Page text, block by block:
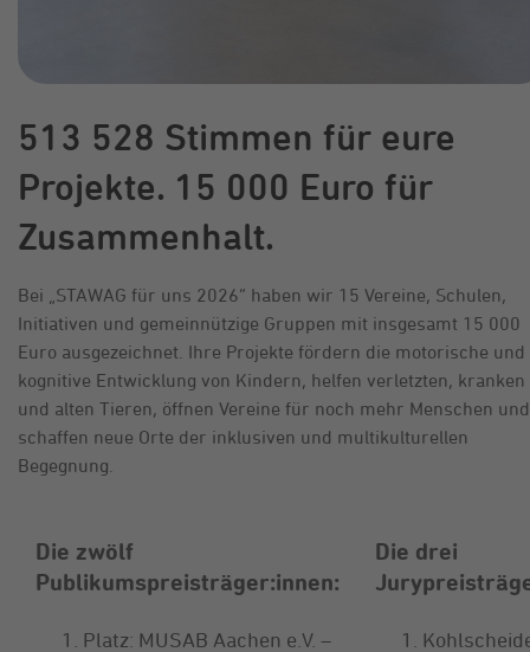
513 528 Stimmen für eure
Projekte. 15 000 Euro für
Zusammenhalt.
Bei „STAWAG für uns 2026“ haben wir 15 Vereine, Schulen,
Initiativen und gemeinnützige Gruppen mit insgesamt 15 000
Euro ausgezeichnet. Ihre Projekte fördern die motorische und
kognitive Entwicklung von Kindern, helfen verletzten, kranken
und alten Tieren, öffnen Vereine für noch mehr Menschen und
schaffen neue Orte der inklusiven und multikulturellen
Begegnung.
Die zwölf
Publikumspreisträger:innen:
Platz: MUSAB Aachen e.V. –
Die drei